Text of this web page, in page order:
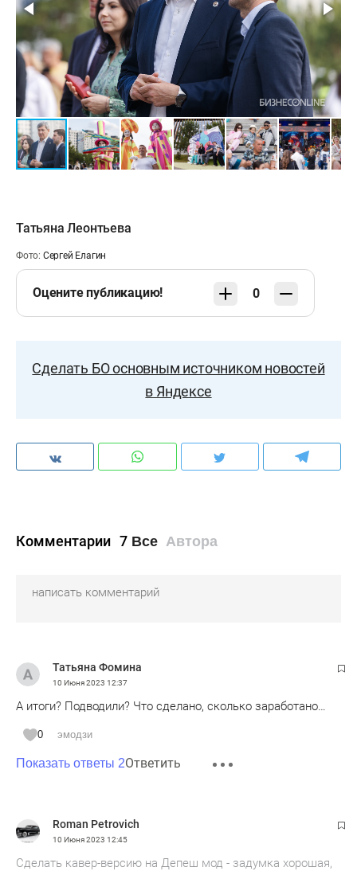
Татьяна Леонтьева
Фото: Сергей Елагин
Оцените публикацию! 0
Сделать БО основным источником новостей
в Яндексе
Комментарии 7 Все Автора
Татьяна Фомина
10 Июня 2023 12:37
А итоги? Подводили? Что сделано, сколько заработано…
0 эмодзи
Показать ответы 2Ответить
Roman Petrovich
10 Июня 2023 12:45
Сделать кавер-версию на Депеш мод - задумка хорошая,